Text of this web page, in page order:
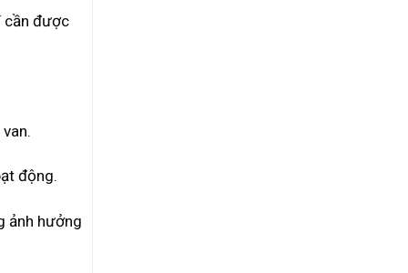
cần được
động.
ảnh hưởng